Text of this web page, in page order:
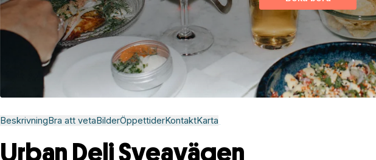
BeskrivningBra att vetaBilderÖppettiderKontaktKarta
Urban Deli Sveavägen